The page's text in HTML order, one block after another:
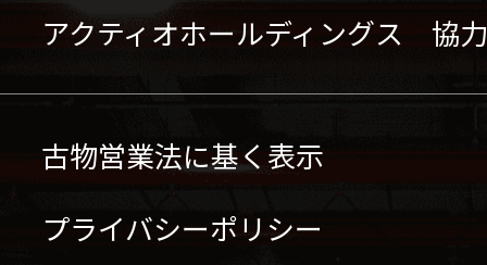
アクティオホールディングス 協
古物営業法に基く表示
プライバシーポリシー